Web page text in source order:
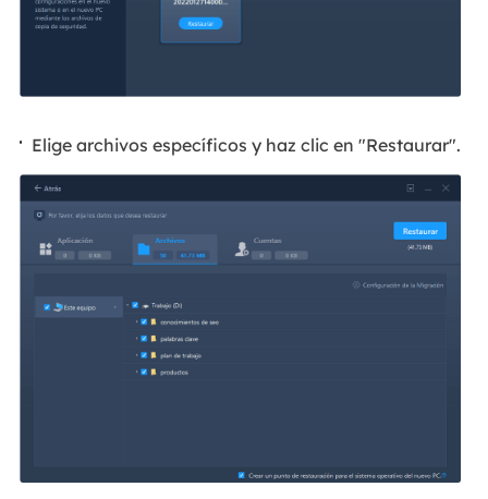
Elige archivos específicos y haz clic en "Restaurar".